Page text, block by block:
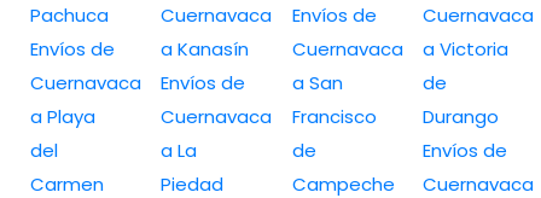
Pachuca
Envíos de
Cuernavaca
a Playa
del
Carmen
Cuernavaca
a Kanasín
Envíos de
Cuernavaca
a La
Piedad
Envíos de
Cuernavaca
a San
Francisco
de
Campeche
Cuernavaca
a Victoria
de
Durango
Envíos de
Cuernavaca